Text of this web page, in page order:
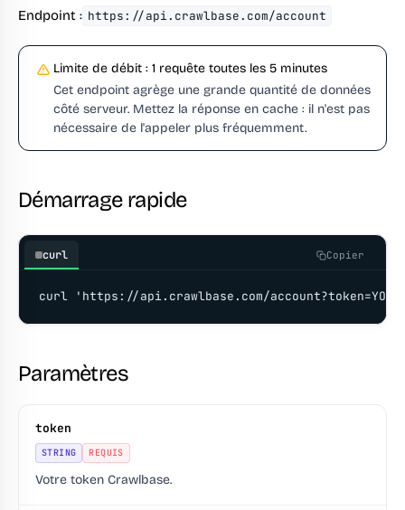
Endpoint : https://api.crawlbase.com/account
Limite de débit : 1 requête toutes les 5 minutes
Cet endpoint agrège une grande quantité de données
côté serveur. Mettez la réponse en cache : il n'est pas
nécessaire de l'appeler plus fréquemment.
Démarrage rapide
curl Copier
curl 'https://api.crawlbase.com/
Paramètres
token
STRING REQUIS
Votre token Crawlbase.